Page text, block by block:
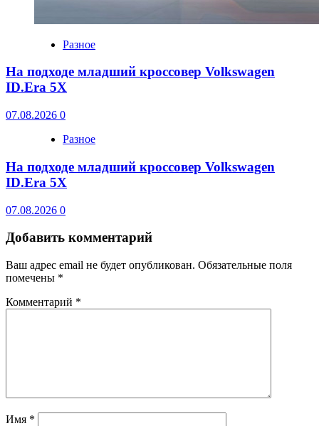
Разное
На подходе младший кроссовер Volkswagen
ID.Era 5X
07.08.2026 0
Разное
На подходе младший кроссовер Volkswagen
ID.Era 5X
07.08.2026 0
Добавить комментарий
Ваш адрес email не будет опубликован. Обязательные поля
помечены *
Комментарий *
Имя *